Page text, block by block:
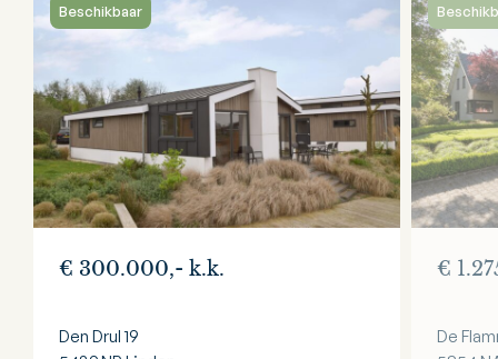
Beschikbaar
€ 300.000,- k.k.
Den Drul 19
€
De